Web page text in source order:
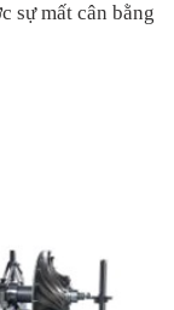
sự mất cân bằng